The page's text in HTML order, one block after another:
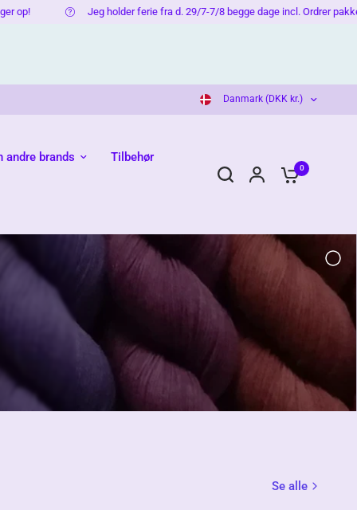
holder ferie fra d. 29/7-7/8 begge dage incl. Ordrer pakkes når jeg er retur.
Danmark (DKK kr.)
andre brands Tilbehør
0
Se alle